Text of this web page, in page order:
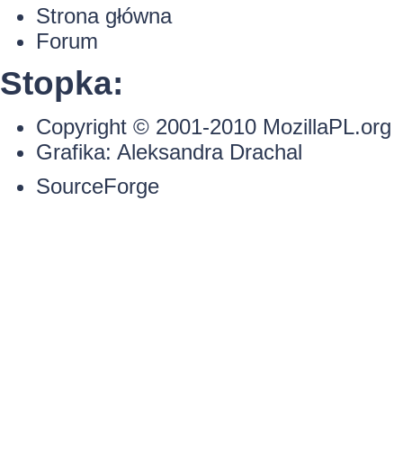
Strona główna
Forum
Stopka:
Copyright © 2001-2010 MozillaPL.org
Grafika: Aleksandra Drachal
SourceForge